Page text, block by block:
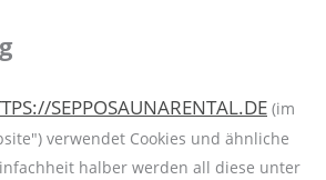
SEPPOSAUNARENTAL.DE (im
verwendet Cookies und ähnliche
halber werden all diese unter